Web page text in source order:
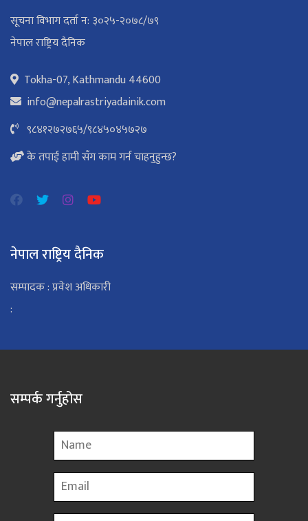
सूचना विभाग दर्ता न: ३०२५-२०७८/७९
नेपाल राष्ट्रिय दैनिक
Tokha-07, Kathmandu 44600
info@nepalrastriyadainik.com
९८४१२७२७६५/९८४५०४५७२७
के तपाई हामी सँग काम गर्न चाहनुहुन्छ?
नेपाल राष्ट्रिय दैनिक
सम्पादक : प्रवेश अधिकारी
:
सम्पर्क गर्नुहोस
Name
Email